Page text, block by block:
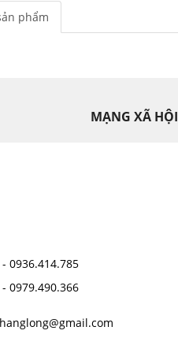
phẩm
MẠNG XÃ HỘI
0936.414.785
0979.490.366